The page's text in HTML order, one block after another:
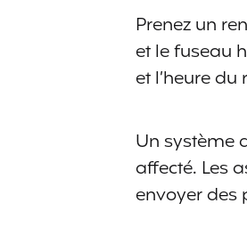
Prenez un
et le fuseau
et l’heure
Un système
affecté. Les
envoyer des